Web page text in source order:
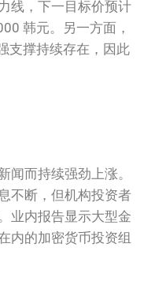
线，下一目标价预计
韩元。另一方面，
支撑持续存在，因此
闻而持续强劲上涨。
不断，但机构投资者
业内报告显示大型金
内的加密货币投资组